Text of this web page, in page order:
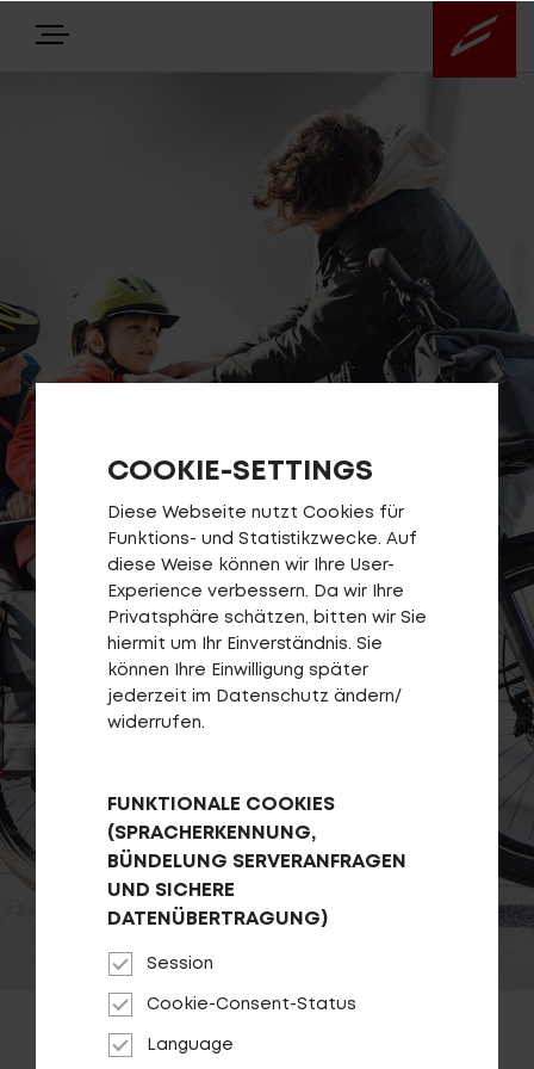
Highlights
Über uns
Service
Antriebssysteme
Top-Links
Händlersuche
Fragen - Antworten / FAQ
Finde die richtige Rahmengröße
VARIO
COOKIE-SETTINGS
Diese Webseite nutzt Cookies für
Funktions- und Statistikzwecke. Auf
diese Weise können wir Ihre User-
Experience verbessern. Da wir Ihre
Privatsphäre schätzen, bitten wir Sie
hiermit um Ihr Einverständnis. Sie
können Ihre Einwilligung später
jederzeit im Datenschutz ändern/
widerrufen.
FUNKTIONALE COOKIES
(SPRACHERKENNUNG,
BÜNDELUNG SERVERANFRAGEN
UND SICHERE
DATENÜBERTRAGUNG)
Session
Cookie-Consent-Status
Language